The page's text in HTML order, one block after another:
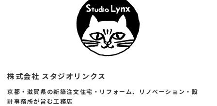
株式会社 スタジオリンクス
京都・滋賀県の新築注文住宅・リフォーム、リノベーション・設
計事務所が営む工務店